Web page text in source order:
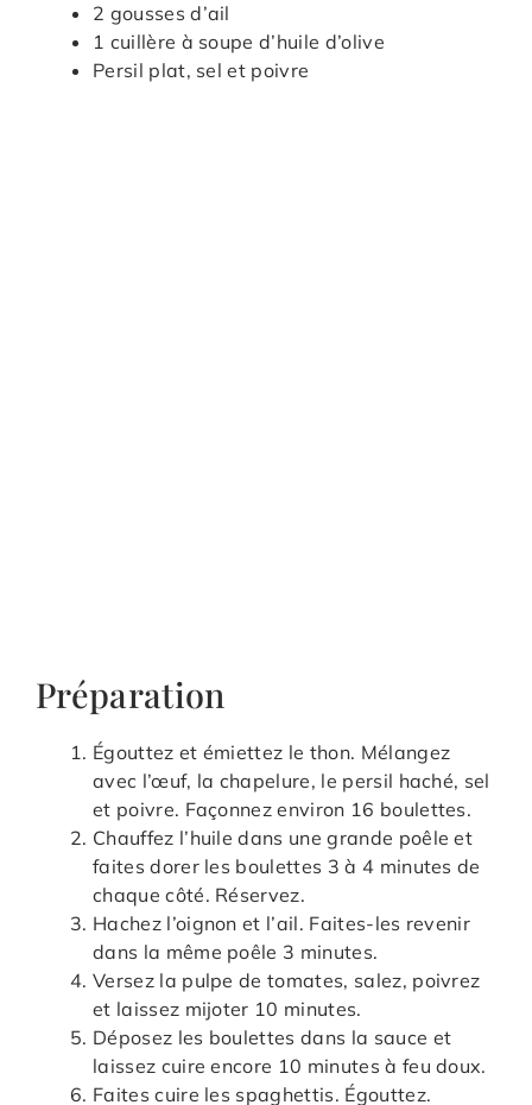
2 gousses d’ail
1 cuillère à soupe d’huile d’olive
Persil plat, sel et poivre
Préparation
Égouttez et émiettez le thon. Mélangez
avec l’œuf, la chapelure, le persil haché, sel
et poivre. Façonnez environ 16 boulettes.
Chauffez l’huile dans une grande poêle et
faites dorer les boulettes 3 à 4 minutes de
chaque côté. Réservez.
Hachez l’oignon et l’ail. Faites-les revenir
dans la même poêle 3 minutes.
Versez la pulpe de tomates, salez, poivrez
et laissez mijoter 10 minutes.
Déposez les boulettes dans la sauce et
laissez cuire encore 10 minutes à feu doux.
Faites cuire les spaghettis. Égouttez.